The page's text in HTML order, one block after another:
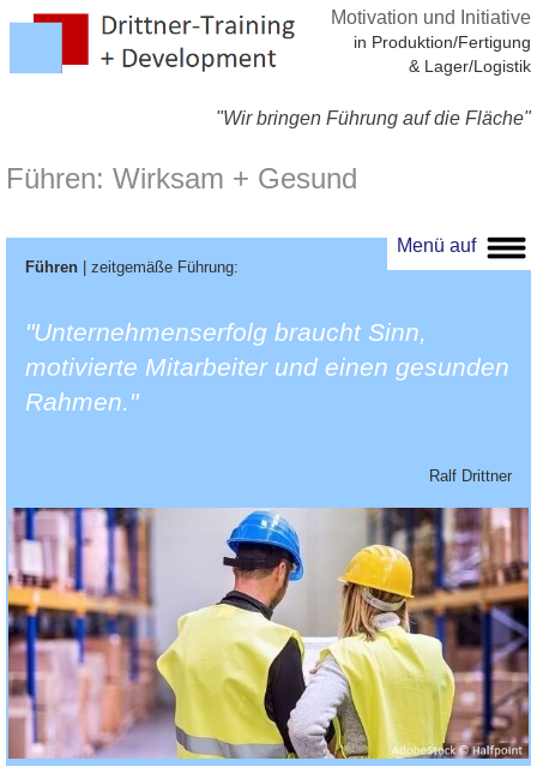
Motivation und Initiative
in Produktion/Fertigung
& Lager/Logistik
"Wir bringen Führung auf die Fläche"
Führen: Wirksam + Gesund
Menü zu
Menü auf
Führen | zeitgemäße Führung:
"Unternehmenserfolg braucht Sinn,
motivierte Mitarbeiter und einen gesunden
Rahmen."
Ralf Drittner